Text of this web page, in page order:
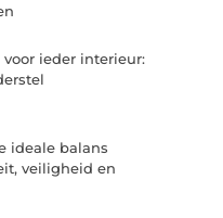
ieder interieur:
ideale balans
veiligheid en